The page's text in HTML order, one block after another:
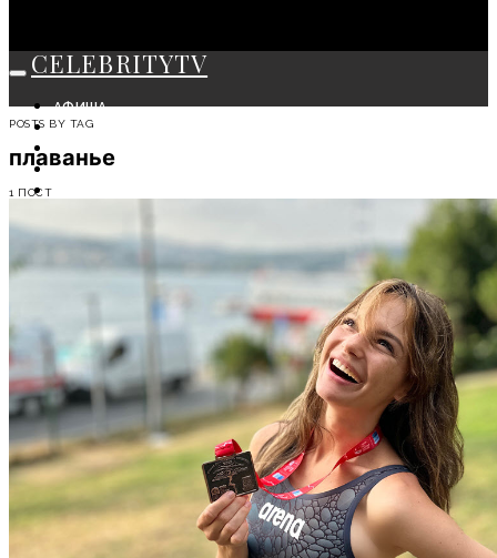
CELEBRITYTV
АФИША
СОБЫТИЯ
КРАСОТА
МОДА
СОВЕТЫ ЭКСПЕРТОВ
POSTS BY TAG
плаванье
1 ПОСТ